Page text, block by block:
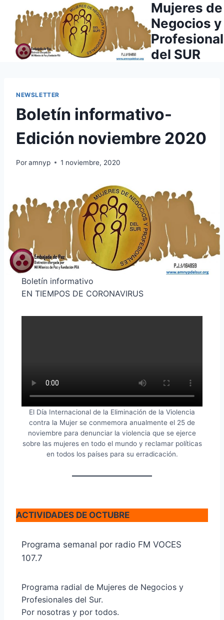
contenido
Mujeres de
Negocios y
del SUR
NEWSLETTER
Boletín informativo-
Edición noviembre 2020
Poramnyp 1 noviembre, 2020
Boletín informativo
EN TIEMPOS DE CORONAVIRUS
El Día Internacional de la Eliminación de la Violencia
contra la Mujer se conmemora anualmente el 25 de
noviembre para denunciar la violencia que se ejerce
sobre las mujeres en todo el mundo y reclamar políticas
en todos los países para su erradicación.
ACTIVIDADES DE OCTUBRE
Programa semanal por radio FM VOCES
107.7
Programa radial de Mujeres de Negocios y
Profesionales del Sur.
Por nosotras y por todos.